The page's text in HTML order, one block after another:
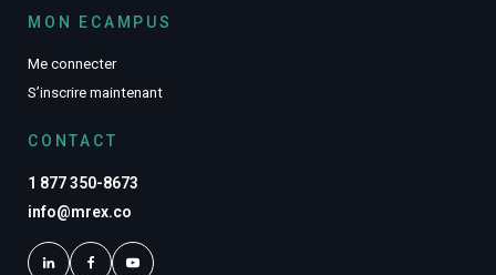
MON ECAMPUS
Me connecter
S’inscrire maintenant
CONTACT
1 877 350-8673
info@mrex.co